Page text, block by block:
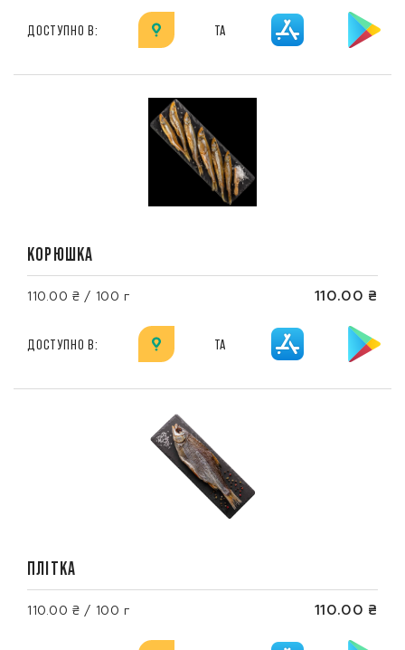
ДОСТУПНО В: ТА
КОРЮШКА
110.00 ₴ / 100 г 110.00 ₴
ДОСТУПНО В: ТА
ПЛІТКА
110.00 ₴ / 100 г 110.00 ₴